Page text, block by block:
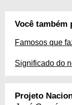
Você também
Famosos que
Significado do
Projeto